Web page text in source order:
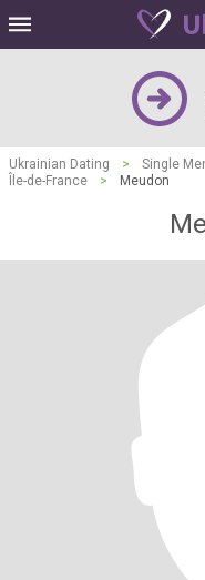
Ukrainian Dating > Single
Île-de-France
> Meudon